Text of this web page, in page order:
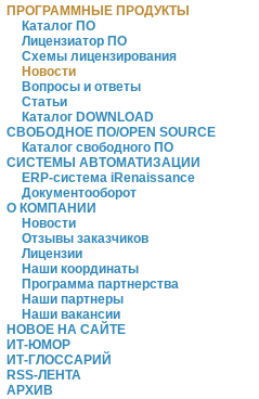
ПРОГРАММНЫЕ ПРОДУКТЫ
Каталог ПО
Лицензиатор ПО
Схемы лицензирования
Новости
Вопросы и ответы
Статьи
Каталог DOWNLOAD
СВОБОДНОЕ ПО/OPEN SOURCE
Каталог свободного ПО
СИСТЕМЫ АВТОМАТИЗАЦИИ
ERP-система iRenaissance
Документооборот
О КОМПАНИИ
Новости
Отзывы заказчиков
Лицензии
Наши координаты
Программа партнерства
Наши партнеры
Наши вакансии
НОВОЕ НА САЙТЕ
ИТ-ЮМОР
ИТ-ГЛОССАРИЙ
RSS-ЛЕНТА
АРХИВ